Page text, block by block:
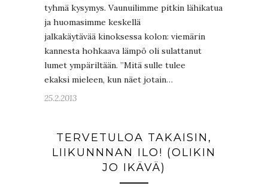
tyhmä kysymys. Vaunuilimme pitkin lähikatua
ja huomasimme keskellä
jalkakäytävää kinoksessa kolon: viemärin
kannesta hohkaava lämpö oli sulattanut
lumet ympäriltään. ”Mitä sulle tulee
ekaksi mieleen, kun näet jotain…
25.2.2013
TERVETULOA TAKAISIN,
LIIKUNNNAN ILO! (OLIKIN
JO IKÄVÄ)